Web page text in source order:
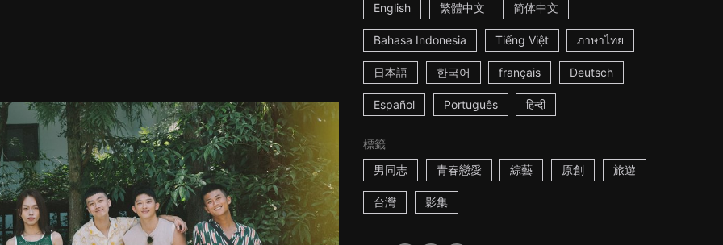
English
繁體中文 简体中文
Bahasa Indonesia Tiếng Việt ภาษาไทย
日本語 한국어 français Deutsch
Español Português हिन्दी
標籤
男同志
青春戀愛 綜藝 原創 旅遊
台灣 影集